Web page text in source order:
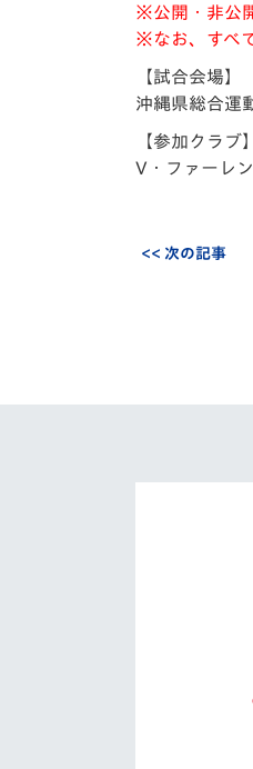
ホー
※公開・非公
※なお、すべ
【試合会場】
沖縄県総合運
【参加クラブ】
V・ファーレ
<< 次の記事